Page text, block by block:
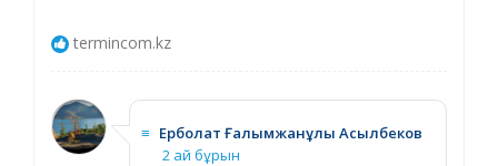
termincom.kz
≡ Ерболат Ғалымжанұлы Асылбеков
2 ай бұрын